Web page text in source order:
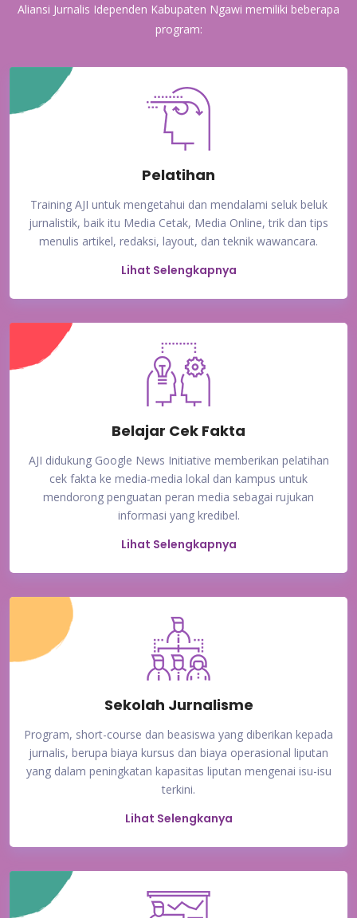
Aliansi Jurnalis Idependen Kabupaten Ngawi memiliki beberapa
program:
Pelatihan
Training AJI untuk mengetahui dan mendalami seluk beluk
jurnalistik, baik itu Media Cetak, Media Online, trik dan tips
menulis artikel, redaksi, layout, dan teknik wawancara.
Lihat Selengkapnya
Belajar Cek Fakta
AJI didukung Google News Initiative memberikan pelatihan
cek fakta ke media-media lokal dan kampus untuk
mendorong penguatan peran media sebagai rujukan
informasi yang kredibel.
Lihat Selengkapnya
Sekolah Jurnalisme
Program, short-course dan beasiswa yang diberikan kepada
jurnalis, berupa biaya kursus dan biaya operasional liputan
yang dalam peningkatan kapasitas liputan mengenai isu-isu
terkini.
Lihat Selengkanya